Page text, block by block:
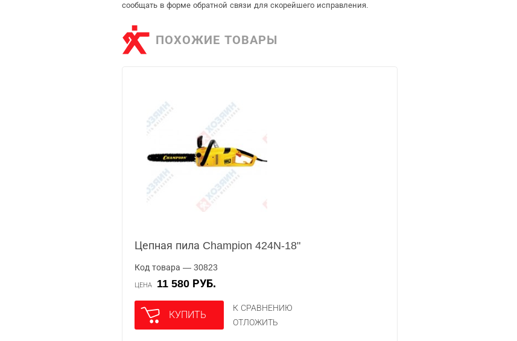
сообщать в форме обратной связи для скорейшего исправления.
ПОХОЖИЕ ТОВАРЫ
Цепная пила Champion 424N-18"
Код товара — 30823
ЦЕНА 11 580 РУБ.
КУПИТЬ
К СРАВНЕНИЮ
ОТЛОЖИТЬ